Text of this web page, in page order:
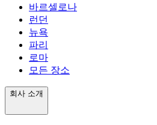
바르셀로나
런던
뉴욕
파리
로마
모든 장소
회사 소개